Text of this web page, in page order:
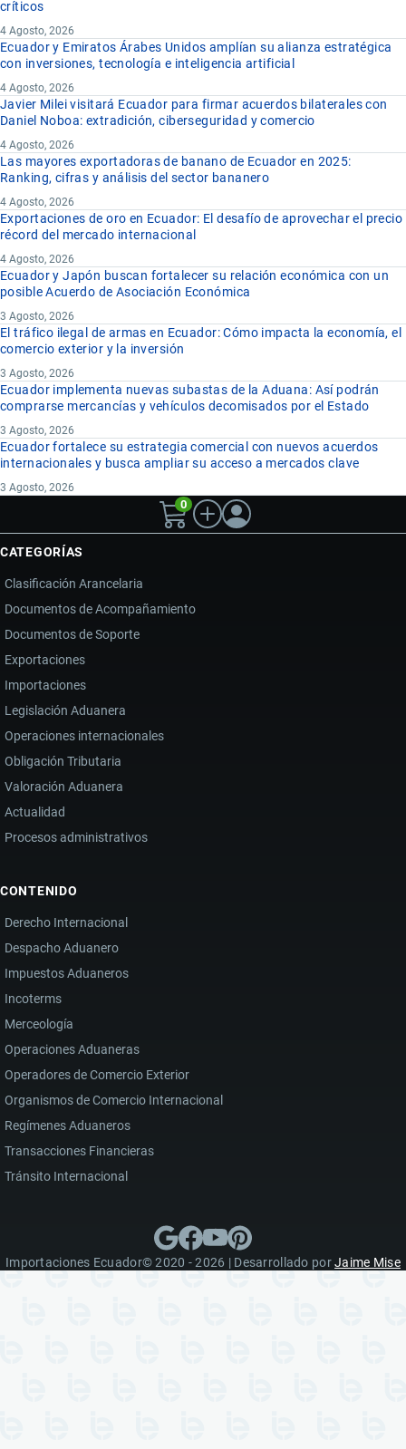
críticos
4 Agosto, 2026
Ecuador y Emiratos Árabes Unidos amplían su alianza estratégica
con inversiones, tecnología e inteligencia artificial
4 Agosto, 2026
Javier Milei visitará Ecuador para firmar acuerdos bilaterales con
Daniel Noboa: extradición, ciberseguridad y comercio
4 Agosto, 2026
Las mayores exportadoras de banano de Ecuador en 2025:
Ranking, cifras y análisis del sector bananero
4 Agosto, 2026
Exportaciones de oro en Ecuador: El desafío de aprovechar el precio
récord del mercado internacional
4 Agosto, 2026
Ecuador y Japón buscan fortalecer su relación económica con un
posible Acuerdo de Asociación Económica
3 Agosto, 2026
El tráfico ilegal de armas en Ecuador: Cómo impacta la economía, el
comercio exterior y la inversión
3 Agosto, 2026
Ecuador implementa nuevas subastas de la Aduana: Así podrán
comprarse mercancías y vehículos decomisados por el Estado
3 Agosto, 2026
Ecuador fortalece su estrategia comercial con nuevos acuerdos
internacionales y busca ampliar su acceso a mercados clave
3 Agosto, 2026
0
CATEGORÍAS
Clasificación Arancelaria
Documentos de Acompañamiento
Documentos de Soporte
Exportaciones
Importaciones
Legislación Aduanera
Operaciones internacionales
Obligación Tributaria
Valoración Aduanera
Actualidad
Procesos administrativos
CONTENIDO
Derecho Internacional
Despacho Aduanero
Impuestos Aduaneros
Incoterms
Merceología
Operaciones Aduaneras
Operadores de Comercio Exterior
Organismos de Comercio Internacional
Regímenes Aduaneros
Transacciones Financieras
Tránsito Internacional
Importaciones Ecuador© 2020 - 2026 | Desarrollado porJaime Mise